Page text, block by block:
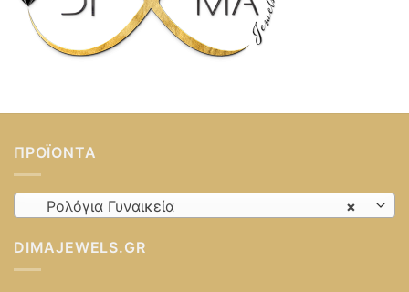
ΠΡΟΪΌΝΤΑ
×
Ρολόγια Γυναικεία
DIMAJEWELS.GR